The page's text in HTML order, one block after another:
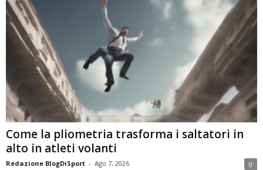
Come la pliometria trasforma i saltatori in
alto in atleti volanti
Redazione BlogDiSport - Ago 7, 2026 0